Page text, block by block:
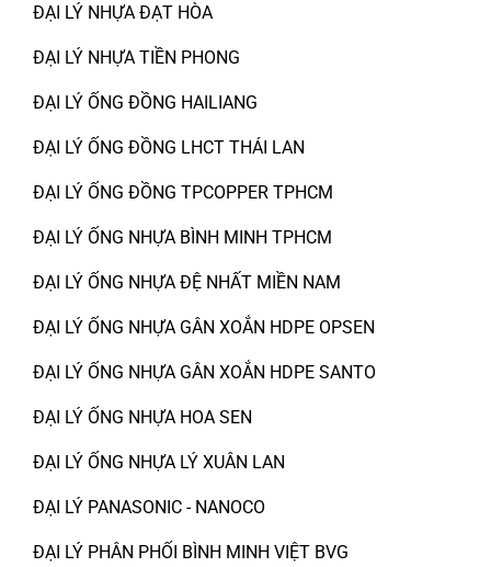
ĐẠI LÝ NHỰA ĐẠT HÒA
ĐẠI LÝ NHỰA TIỀN PHONG
ĐẠI LÝ ỐNG ĐỒNG HAILIANG
ĐẠI LÝ ỐNG ĐỒNG LHCT THÁI LAN
ĐẠI LÝ ỐNG ĐỒNG TPCOPPER TPHCM
ĐẠI LÝ ỐNG NHỰA BÌNH MINH TPHCM
ĐẠI LÝ ỐNG NHỰA ĐỆ NHẤT MIỀN NAM
ĐẠI LÝ ỐNG NHỰA GÂN XOẮN HDPE OPSEN
ĐẠI LÝ ỐNG NHỰA GÂN XOẮN HDPE SANTO
ĐẠI LÝ ỐNG NHỰA HOA SEN
ĐẠI LÝ ỐNG NHỰA LÝ XUÂN LAN
ĐẠI LÝ PANASONIC - NANOCO
ĐẠI LÝ PHÂN PHỐI BÌNH MINH VIỆT BVG